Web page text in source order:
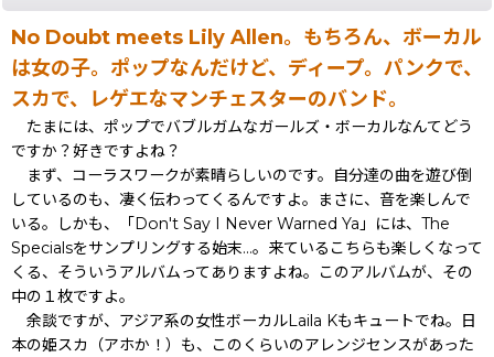
No Doubt meets Lily Allen。もちろん、ボーカル
は女の子。ポップなんだけど、ディープ。パンクで、
スカで、レゲエなマンチェスターのバンド。
たまには、ポップでバブルガムなガールズ・ボーカルなんてどう
ですか？好きですよね？
まず、コーラスワークが素晴らしいのです。自分達の曲を遊び倒
しているのも、凄く伝わってくるんですよ。まさに、音を楽しんで
いる。しかも、「Don't Say I Never Warned Ya」には、The
Specialsをサンプリングする始末...。来ているこちらも楽しくなって
くる、そういうアルバムってありますよね。このアルバムが、その
中の１枚ですよ。
余談ですが、アジア系の女性ボーカルLaila Kもキュートでね。日
本の姫スカ（アホか！）も、このくらいのアレンジセンスがあった